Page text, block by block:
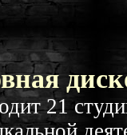
21